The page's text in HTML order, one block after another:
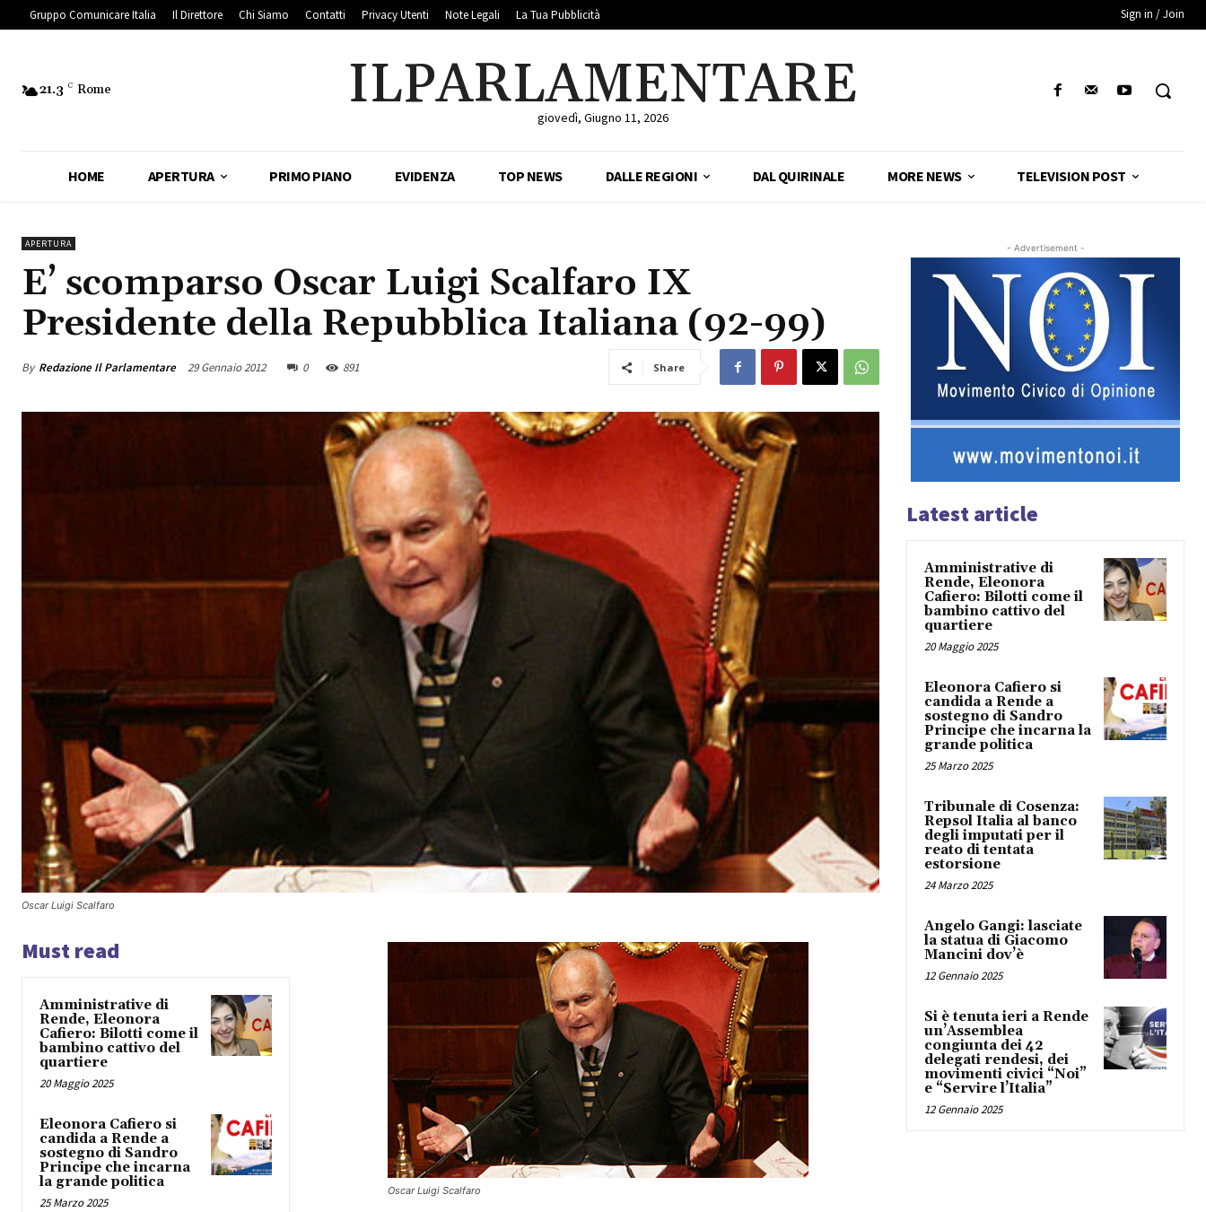
Gruppo Comunicare Italia Il Direttore Chi Siamo Contatti Privacy Utenti Note Legali La Tua Pubblicità Sign in / Join
21.3 C Rome ILPARLAMENTARE
giovedì, Giugno 11, 2026
HOME APERTURA PRIMO PIANO EVIDENZA TOP NEWS DALLE REGIONI DAL QUIRINALE MORE NEWS TELEVISION POST
APERTURA
E’ scomparso Oscar Luigi Scalfaro IX
Presidente della Repubblica Italiana (92-99)
By Redazione Il Parlamentare 29 Gennaio 2012 0 891 Share
Oscar Luigi Scalfaro
Must read
Amministrative di
Rende, Eleonora
Cafiero: Bilotti come il
bambino cattivo del
quartiere
20 Maggio 2025
Eleonora Cafiero si
candida a Rende a
sostegno di Sandro
Principe che incarna
la grande politica
25 Marzo 2025
Oscar Luigi Scalfaro
- Advertisement -
Latest article
Amministrative di
Rende, Eleonora
Cafiero: Bilotti come il
bambino cattivo del
quartiere
20 Maggio 2025
Eleonora Cafiero si
candida a Rende a
sostegno di Sandro
Principe che incarna la
grande politica
25 Marzo 2025
Tribunale di Cosenza:
Repsol Italia al banco
degli imputati per il
reato di tentata
estorsione
24 Marzo 2025
Angelo Gangi: lasciate
la statua di Giacomo
Mancini dov’è
12 Gennaio 2025
Si è tenuta ieri a Rende
un’Assemblea
congiunta dei 42
delegati rendesi, dei
movimenti civici “Noi”
e “Servire l’Italia”
12 Gennaio 2025